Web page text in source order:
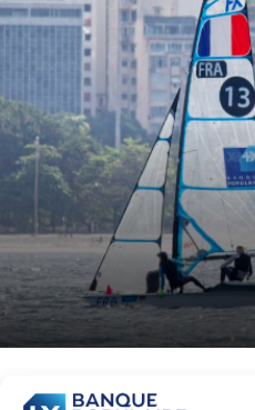
Lauriane Nolot
Beach, sur le
Jeux